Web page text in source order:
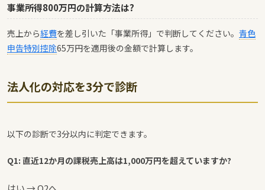
事業所得800万円の計算方法は?
売上から経費を差し引いた「事業所得」で判断してください。 青色
申告特別控除65万円を適用後の金額で計算します。
法人化の対応を3分で診断
以下の診断で3分以内に判定できます。
Q1: 直近12か月の課税売上高は1,000万円を超えていますか?